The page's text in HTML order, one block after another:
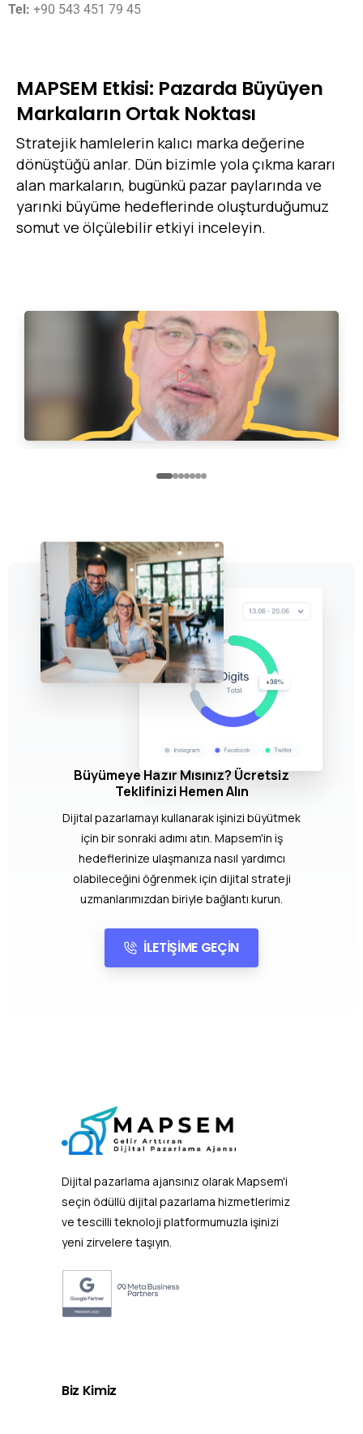
Tel: +90 543 451 79 45
MAPSEM Etkisi: Pazarda Büyüyen
Markaların Ortak Noktası
Stratejik hamlelerin kalıcı marka değerine
dönüştüğü anlar. Dün bizimle yola çıkma kararı
alan markaların, bugünkü pazar paylarında ve
yarınki büyüme hedeflerinde oluşturduğumuz
somut ve ölçülebilir etkiyi inceleyin.
Büyümeye Hazır Mısınız? Ücretsiz
Teklifinizi Hemen Alın
Dijital pazarlamayı kullanarak işinizi büyütmek
için bir sonraki adımı atın. Mapsem'in iş
hedeflerinize ulaşmanıza nasıl yardımcı
olabileceğini öğrenmek için dijital strateji
uzmanlarımızdan biriyle bağlantı kurun.
İLETİŞİME GEÇİN
Dijital pazarlama ajansınız olarak Mapsem'i
seçin ödüllü dijital pazarlama hizmetlerimiz
ve tescilli teknoloji platformumuzla işinizi
yeni zirvelere taşıyın.
Biz Kimiz